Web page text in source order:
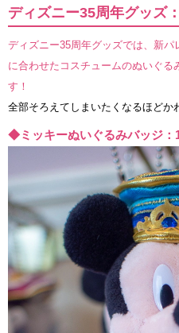
ディズニー35周年グッズ
ディズニー35周年グッズでは、新パ
に合わせたコスチュームのぬいぐる
す！
全部そろえてしまいたくなるほどか
◆ミッキーぬいぐるみバッジ：